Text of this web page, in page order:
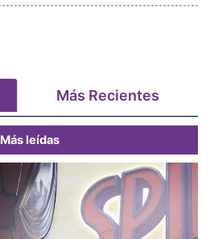
Más Recientes
Más leídas